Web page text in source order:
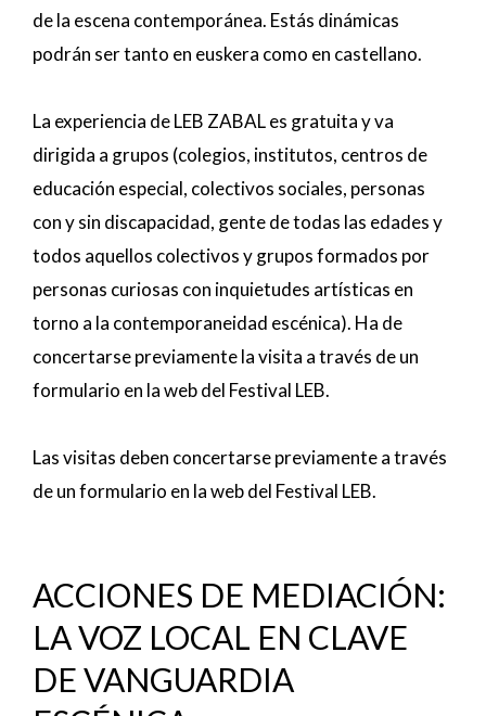
de la escena contemporánea. Estás dinámicas
podrán ser tanto en euskera como en castellano.
La experiencia de LEB ZABAL es gratuita y va
dirigida a grupos (colegios, institutos, centros de
educación especial, colectivos sociales, personas
con y sin discapacidad, gente de todas las edades y
todos aquellos colectivos y grupos formados por
personas curiosas con inquietudes artísticas en
torno a la contemporaneidad escénica). Ha de
concertarse previamente la visita a través de un
formulario en la web del Festival LEB.
Las visitas deben concertarse previamente a través
de un formulario en la web del Festival LEB.
ACCIONES DE MEDIACIÓN:
LA VOZ LOCAL EN CLAVE
DE VANGUARDIA